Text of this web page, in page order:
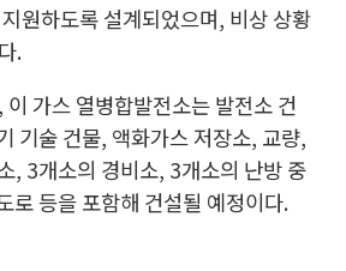
원하도록 설계되었으며, 비상 상황
.
가스 열병합발전소는 발전소 건
기술 건물, 액화가스 저장소, 교량,
, 3개소의 경비소, 3개소의 난방 중
로 등을 포함해 건설될 예정이다.